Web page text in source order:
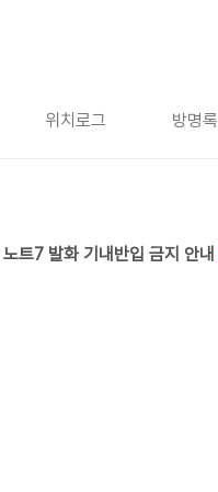
위치로그 방명록
트7 발화 기내반입 금지 안내